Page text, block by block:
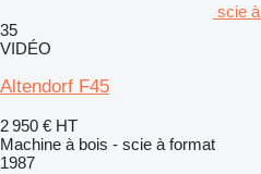
scie
35
VIDÉO
Altendorf F45
2 950 € HT
Machine à bois - scie à format
1987